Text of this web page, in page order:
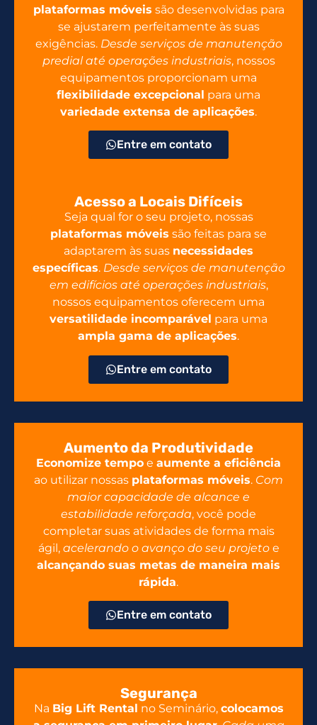
plataformas móveis são desenvolvidas para
se ajustarem perfeitamente às suas
exigências. Desde serviços de manutenção
predial até operações industriais, nossos
equipamentos proporcionam uma
flexibilidade excepcional para uma
variedade extensa de aplicações.
Entre em contato
Acesso a Locais Difíceis
Seja qual for o seu projeto, nossas
plataformas móveis são feitas para se
adaptarem às suas necessidades
específicas. Desde serviços de manutenção
em edifícios até operações industriais,
nossos equipamentos oferecem uma
versatilidade incomparável para uma
ampla gama de aplicações.
Entre em contato
Aumento da Produtividade
Economize tempo e aumente a eficiência
ao utilizar nossas plataformas móveis. Com
maior capacidade de alcance e
estabilidade reforçada, você pode
completar suas atividades de forma mais
ágil, acelerando o avanço do seu projetoe
alcançando suas metas de maneira mais
rápida.
Entre em contato
Segurança
Na Big Lift Rental no Seminário, colocamos